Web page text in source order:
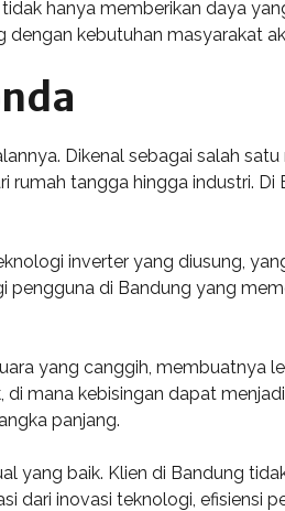
hanya memberikan daya
kebutuhan masyarakat
Dikenal sebagai salah
tangga hingga industri.
inverter yang diusung,
pengguna di Bandung yang
yang canggih, membuatnya
mana kebisingan dapat
panjang.
yang baik. Klien di Bandung
dari inovasi teknologi, efisiensi